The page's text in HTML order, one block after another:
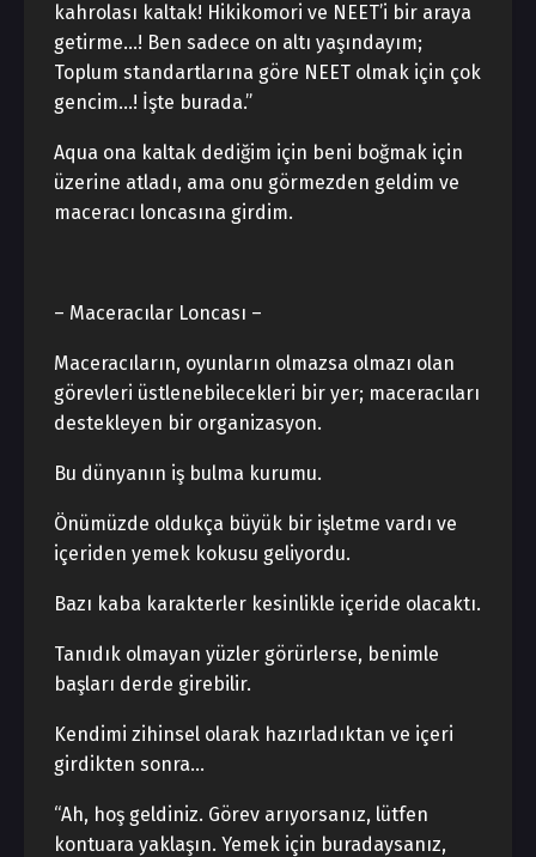
kahrolası kaltak! Hikikomori ve NEET’i bir araya
getirme…! Ben sadece on altı yaşındayım;
Toplum standartlarına göre NEET olmak için çok
gencim…! İşte burada.”
Aqua ona kaltak dediğim için beni boğmak için
üzerine atladı, ama onu görmezden geldim ve
maceracı loncasına girdim.
– Maceracılar Loncası –
Maceracıların, oyunların olmazsa olmazı olan
görevleri üstlenebilecekleri bir yer; maceracıları
destekleyen bir organizasyon.
Bu dünyanın iş bulma kurumu.
Önümüzde oldukça büyük bir işletme vardı ve
içeriden yemek kokusu geliyordu.
Bazı kaba karakterler kesinlikle içeride olacaktı.
Tanıdık olmayan yüzler görürlerse, benimle
başları derde girebilir.
Kendimi zihinsel olarak hazırladıktan ve içeri
girdikten sonra…
“Ah, hoş geldiniz. Görev arıyorsanız, lütfen
kontuara yaklaşın. Yemek için buradaysanız,